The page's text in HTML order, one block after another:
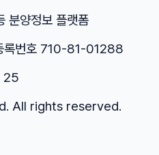
분양정보 플랫폼
록번호 710-81-01288
25
All rights reserved.